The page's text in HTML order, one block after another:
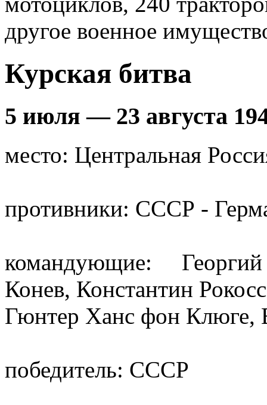
другое военное
Курская битва
5 июля — 23 августа
место: Центральная
противники: СССР -
командующие: Георгий
Конев, Константин
Гюнтер Ханс фон Клюге,
победитель: СССР